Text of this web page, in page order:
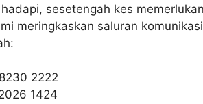
sesetengah kes
meringkaskan saluran
2222
1424